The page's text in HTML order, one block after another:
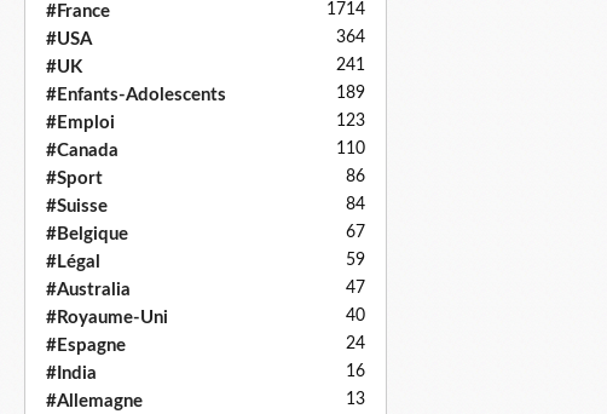
#France 1714
#USA 364
#UK 241
#Enfants-Adolescents 189
#Emploi 123
#Canada 110
#Sport 86
#Suisse 84
#Belgique 67
#Légal 59
#Australia 47
#Royaume-Uni 40
#Espagne 24
#India 16
#Allemagne 13